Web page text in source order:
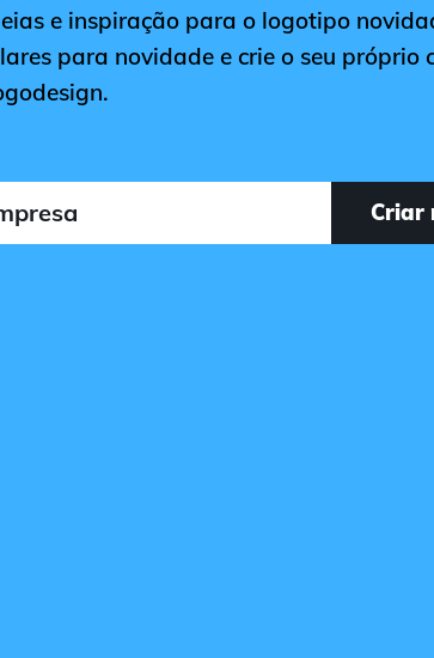
e inspiração para o logotipo
para novidade e crie o seu próprio
Criar